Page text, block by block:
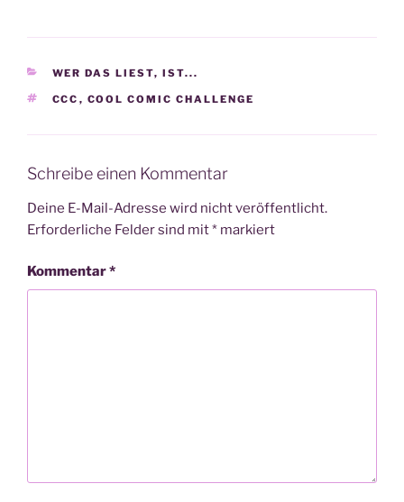
KATEGORIEN
WER DAS LIEST, IST...
SCHLAGWÖRTER
CCC , COOL COMIC CHALLENGE
Schreibe einen Kommentar
Deine E-Mail-Adresse wird nicht veröffentlicht.
Erforderliche Felder sind mit* markiert
Kommentar*